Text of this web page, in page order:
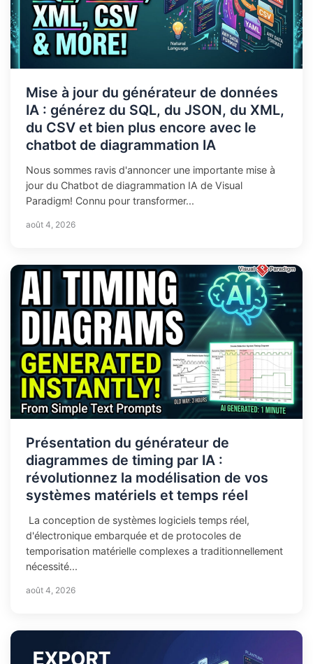
Mise à jour du générateur de données
IA : générez du SQL, du JSON, du XML,
du CSV et bien plus encore avec le
chatbot de diagrammation IA
Nous sommes ravis d'annoncer une importante mise à
jour du Chatbot de diagrammation IA de Visual
Paradigm! Connu pour transformer...
août 4, 2026
Présentation du générateur de
diagrammes de timing par IA :
révolutionnez la modélisation de vos
systèmes matériels et temps réel
La conception de systèmes logiciels temps réel,
d'électronique embarquée et de protocoles de
temporisation matérielle complexes a traditionnellement
nécessité...
août 4, 2026